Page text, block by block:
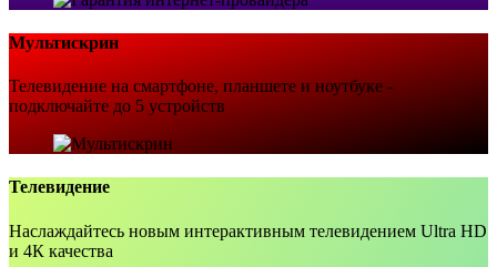
Мультискрин
Телевидение на смартфоне, планшете и ноутбуке -
подключайте до 5 устройств
Телевидение
Наслаждайтесь новым интерактивным телевидением Ultra HD
и 4К качества